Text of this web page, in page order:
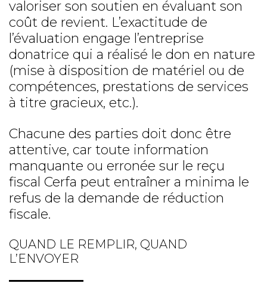
valoriser son soutien en évaluant son
coût de revient. L’exactitude de
l’évaluation engage l’entreprise
donatrice qui a réalisé le don en nature
(mise à disposition de matériel ou de
compétences, prestations de services
à titre gracieux, etc.).
Chacune des parties doit donc être
attentive, car toute information
manquante ou erronée sur le reçu
fiscal Cerfa peut entraîner a minima le
refus de la demande de réduction
fiscale.
QUAND LE REMPLIR, QUAND
L’ENVOYER